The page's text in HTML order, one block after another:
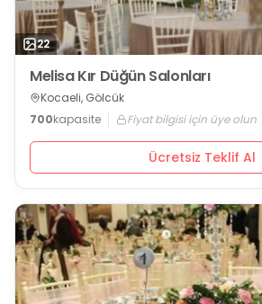
22
Melisa Kır Düğün Salonları
Kocaeli, Gölcük
700kapasite Fiyat bilgisi için üye olun
Ücretsiz Teklif Al